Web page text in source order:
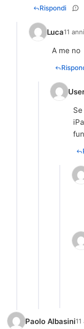
Rispondi
Luca11
A me no
Paolo Albasini